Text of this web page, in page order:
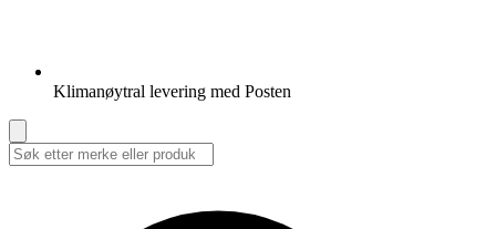
Klimanøytral levering med Posten